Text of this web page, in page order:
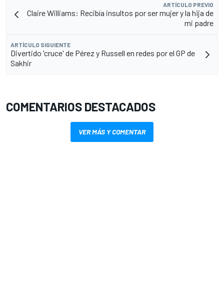
ARTÍCULO PREVIO
Claire Williams: Recibía insultos por ser mujer y la hija de
mi padre
ARTÍCULO SIGUIENTE
Divertido 'cruce' de Pérez y Russell en redes por el GP de
Sakhir
COMENTARIOS DESTACADOS
VER MÁS Y COMENTAR